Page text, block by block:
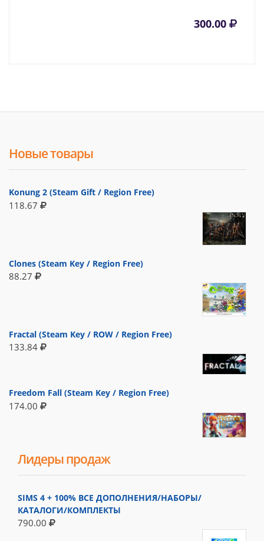
300.00
Новые товары
Konung 2 (Steam Gift / Region Free)
118.67
Clones (Steam Key / Region Free)
88.27
Fractal (Steam Key / ROW / Region Free)
133.84
Freedom Fall (Steam Key / Region Free)
174.00
Лидеры продаж
SIMS 4 + 100% ВСЕ ДОПОЛНЕНИЯ/НАБОРЫ/
КАТАЛОГИ/КОМПЛЕКТЫ
790.00